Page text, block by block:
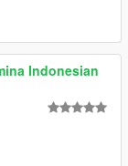
Indonesian